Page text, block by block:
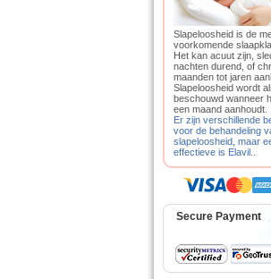
Slapeloosheid is de
voorkomende
Het kan acuut zijn,
nachten durend, of
maanden tot jaren
Slapeloosheid wordt
beschouwd wanneer
een maand aanhoudt.
Er zijn verschillende
voor de behandeling
slapeloosheid, maar
effectieve is Elavil..
Secure Payment